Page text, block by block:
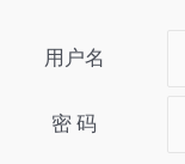
用户名
密 码